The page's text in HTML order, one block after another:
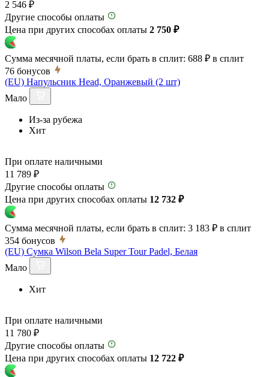
2 546 ₽
Другие способы оплаты
Цена при других способах оплаты 2 750 ₽
Сумма месячной платы, если брать в сплит: 688 ₽ в сплит
76 бонусов
(EU) Напульсник Head, Оранжевый (2 шт)
Мало
Из-за рубежа
Хит
При оплате наличными
11 789 ₽
Другие способы оплаты
Цена при других способах оплаты 12 732 ₽
Сумма месячной платы, если брать в сплит: 3 183 ₽ в сплит
354 бонусов
(EU) Сумка Wilson Bela Super Tour Padel, Белая
Мало
Хит
При оплате наличными
11 780 ₽
Другие способы оплаты
Цена при других способах оплаты 12 722 ₽